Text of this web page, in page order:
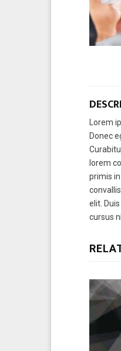
Lorem
Donec
lorem
primis
elit.
cursus